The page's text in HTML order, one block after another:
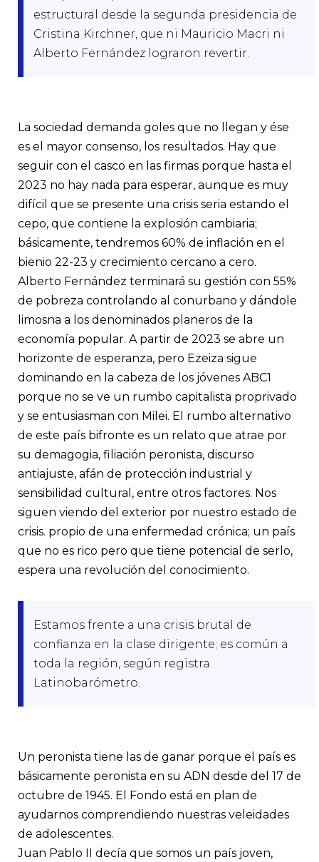
estructural desde la segunda presidencia de
Cristina Kirchner, que ni Mauricio Macri ni
Alberto Fernández lograron revertir.
La sociedad demanda goles que no llegan y ése
es el mayor consenso, los resultados. Hay que
seguir con el casco en las firmas porque hasta el
2023 no hay nada para esperar, aunque es muy
difícil que se presente una crisis seria estando el
cepo, que contiene la explosión cambiaria;
básicamente, tendremos 60% de inflación en el
bienio 22-23 y crecimiento cercano a cero.
Alberto Fernández terminará su gestión con 55%
de pobreza controlando al conurbano y dándole
limosna a los denominados planeros de la
economía popular. A partir de 2023 se abre un
horizonte de esperanza, pero Ezeiza sigue
dominando en la cabeza de los jóvenes ABC1
porque no se ve un rumbo capitalista proprivado
y se entusiasman con Milei. El rumbo alternativo
de este país bifronte es un relato que atrae por
su demagogia, filiación peronista, discurso
antiajuste, afán de protección industrial y
sensibilidad cultural, entre otros factores. Nos
siguen viendo del exterior por nuestro estado de
crisis. propio de una enfermedad crónica; un país
que no es rico pero que tiene potencial de serlo,
espera una revolución del conocimiento.
Estamos frente a una crisis brutal de
confianza en la clase dirigente; es común a
toda la región, según registra
Latinobarómetro.
Un peronista tiene las de ganar porque el país es
básicamente peronista en su ADN desde del 17 de
octubre de 1945. El Fondo está en plan de
ayudarnos comprendiendo nuestras veleidades
de adolescentes.
Juan Pablo II decía que somos un país joven,